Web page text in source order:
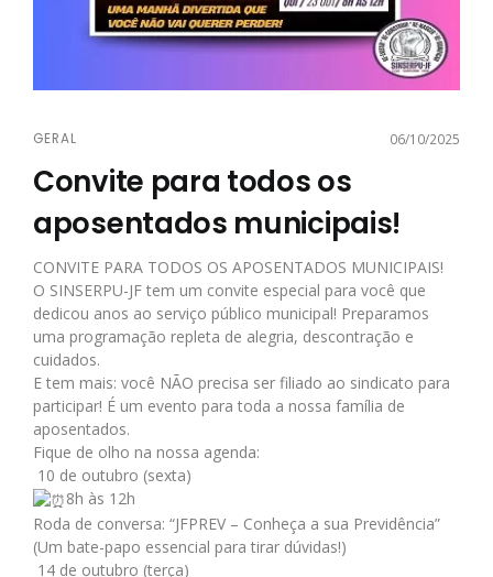
GERAL 06/10/2025
Convite para todos os
aposentados municipais!
CONVITE PARA TODOS OS APOSENTADOS MUNICIPAIS!
O SINSERPU-JF tem um convite especial para você que
dedicou anos ao serviço público municipal! Preparamos
uma programação repleta de alegria, descontração e
cuidados.
E tem mais: você NÃO precisa ser filiado ao sindicato para
participar! É um evento para toda a nossa família de
aposentados.
Fique de olho na nossa agenda:
10 de outubro (sexta)
8h às 12h
Roda de conversa: “JFPREV – Conheça a sua Previdência”
(Um bate-papo essencial para tirar dúvidas!)
14 de outubro (terça)